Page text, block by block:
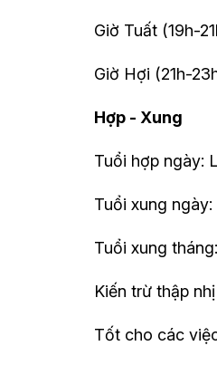
Giờ Tuất (19h-
Giờ Hợi (21h-
Hợp - Xung
Tuổi hợp ngày:
Tuổi xung
Tuổi xung
Kiến trừ thập
Tốt cho các